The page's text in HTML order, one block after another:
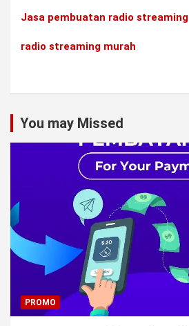
Jasa pembuatan radio streaming
radio streaming murah
You may Missed
PROMO